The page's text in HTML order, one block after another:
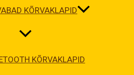
KÕRVAKLAPID
KÕRVAKLAPID